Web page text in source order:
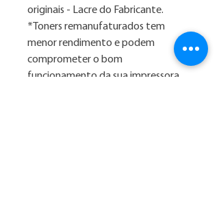
originais - Lacre do Fabricante.
*Toners remanufaturados tem
menor rendimento e podem
comprometer o bom
funcionamento da sua impressora,